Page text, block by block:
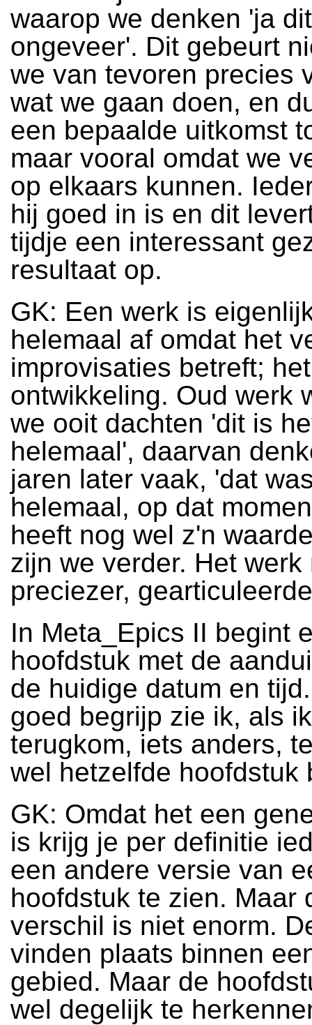
waarop we denken 'ja
ongeveer'. Dit gebeurt
we van tevoren precies
wat we gaan doen, en
een bepaalde uitkomst
maar vooral omdat we
op elkaars kunnen.
hij goed in is en dit
tijdje een interessant
resultaat op.
GK: Een werk is
helemaal af omdat het
improvisaties betreft;
ontwikkeling. Oud werk
we ooit dachten 'dit is
helemaal', daarvan
jaren later vaak, 'dat
helemaal, op dat
heeft nog wel z'n
zijn we verder. Het werk
preciezer,
In Meta_Epics II begint
hoofdstuk met de
de huidige datum en
goed begrijp zie ik, als
terugkom, iets anders,
wel hetzelfde hoofdstuk
GK: Omdat het een
is krijg je per definitie
een andere versie van
hoofdstuk te zien. Maar
verschil is niet enorm.
vinden plaats binnen
gebied. Maar de
wel degelijk te